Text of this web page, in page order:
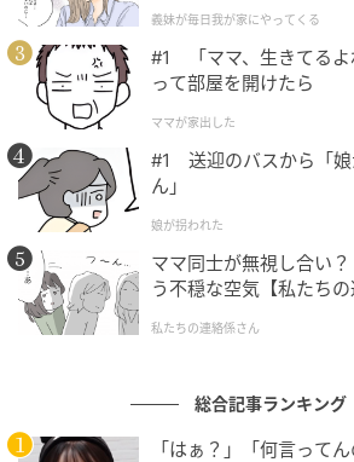
が】
義妹が毎日我が家にやってくる
#1 「ママ、生きてるよ
って部屋を開けたら
ママが家出した
#1 送迎のバスから「娘
ん」
娘が拐われた
ママ同士が無視し合い
う不穏な空気【私たちの
私たちの連絡係さん
総合記事ランキング
「はぁ？」「何言って